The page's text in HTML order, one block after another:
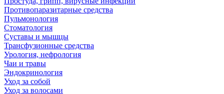
Противопаразитарные средства
Пульмонология
Стоматология
Суставы и мышцы
Трансфузионные средства
Урология, нефрология
Чаи и травы
Эндокринология
Уход за собой
Уход за волосами